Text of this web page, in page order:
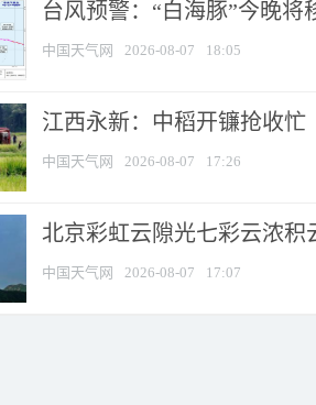
台风预警：“白海豚”今晚将
中国天气网 2026-08-07 18:05
江西永新：中稻开镰抢收忙
中国天气网 2026-08-07 17:26
北京彩虹云隙光七彩云浓积
中国天气网 2026-08-07 17:07